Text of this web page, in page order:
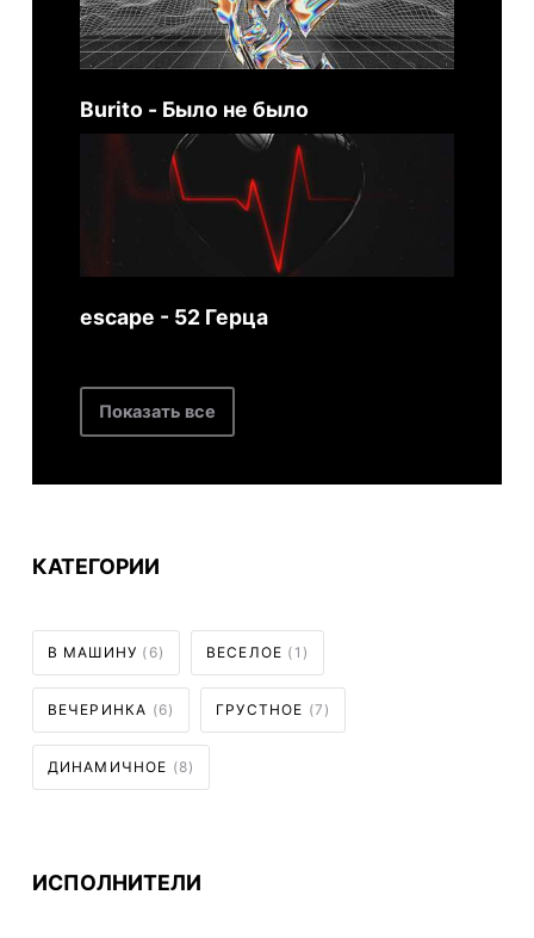
Burito - Было не было
escape - 52 Герца
Показать все
КАТЕГОРИИ
В МАШИНУ (6) ВЕСЕЛОЕ (1)
ВЕЧЕРИНКА (6) ГРУСТНОЕ (7)
ДИНАМИЧНОЕ (8)
ИСПОЛНИТЕЛИ